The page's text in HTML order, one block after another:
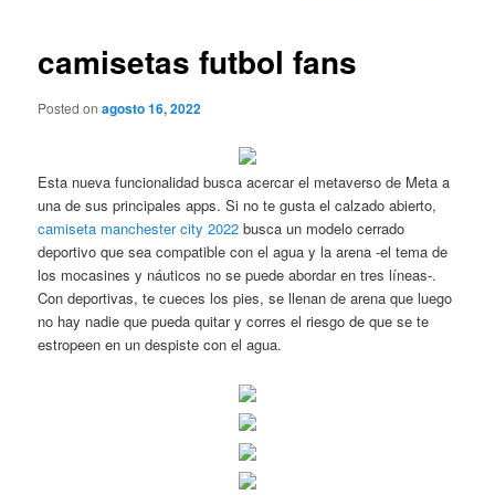
camisetas futbol fans
Posted onagosto 16, 2022
Esta nueva funcionalidad busca acercar el metaverso de Meta a
una de sus principales apps. Si no te gusta el calzado abierto,
camiseta manchester city 2022 busca un modelo cerrado
deportivo que sea compatible con el agua y la arena -el tema de
los mocasines y náuticos no se puede abordar en tres líneas-.
Con deportivas, te cueces los pies, se llenan de arena que luego
no hay nadie que pueda quitar y corres el riesgo de que se te
estropeen en un despiste con el agua.